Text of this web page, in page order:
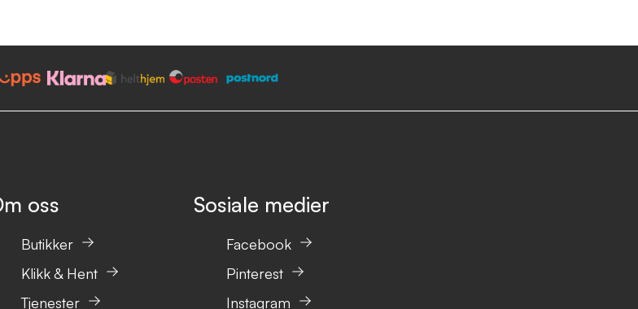
oss
Butikker
Klikk & Hent
Tjenester
Sosiale medier
Facebook
Pinterest
Instagram